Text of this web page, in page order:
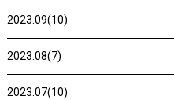
2023.09(10)
2023.08(7)
2023.07(10)